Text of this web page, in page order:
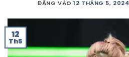
ĐĂNG VÀO12 THÁNG 5, 2024
12
Th5